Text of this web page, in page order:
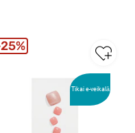
Tikai e-veikalā
25%